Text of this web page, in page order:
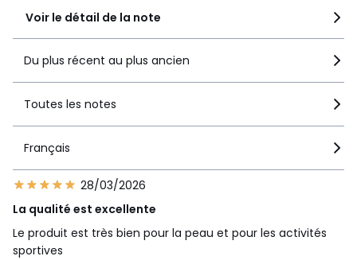
Voir le détail de la note
Du plus récent au plus ancien
Toutes les notes
Français
28/03/2026
La qualité est excellente
Le produit est très bien pour la peau et pour les activités
sportives